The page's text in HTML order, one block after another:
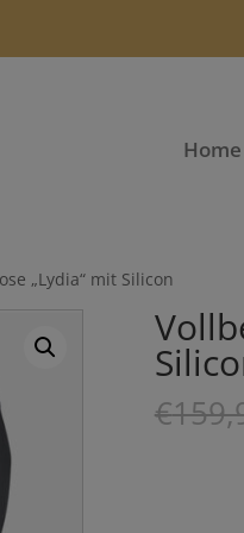
Home
„Lydia“ mit Silicon
€